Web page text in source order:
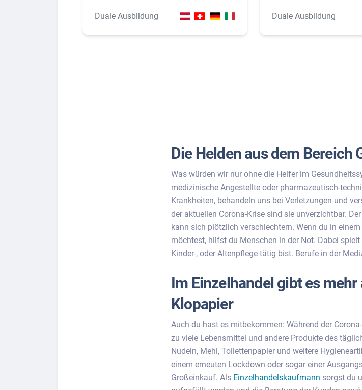
Duale Ausbildung Duale Ausbildung
Die Helden aus dem Bereich
Was würden wir nur ohne die Helfer im
medizinische Angestellte oder pharmazeutisch-
Krankheiten, behandeln uns bei Verletzungen und
der aktuellen Corona-Krise sind sie unverzichtbar.
kann sich plötzlich verschlechtern. Wenn du in
möchtest, hilfst du Menschen in der Not. Dabei spielt
Kinder-, oder Altenpflege tätig bist. Berufe in der
Im Einzelhandel gibt es
Klopapier
Auch du hast es mitbekommen: Während der
zu viele Lebensmittel und andere Produkte des
Nudeln, Mehl, Toilettenpapier und weitere
einem erneuten Lockdown oder sogar einer
Großeinkauf. Als Einzelhandelskaufmann sorgst du